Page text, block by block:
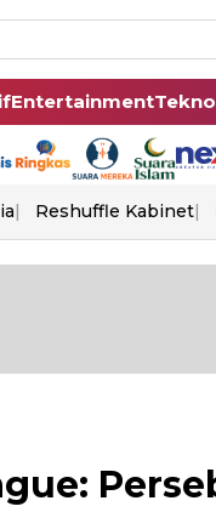
EntertainmentTekno
Reshuffle Kabinet